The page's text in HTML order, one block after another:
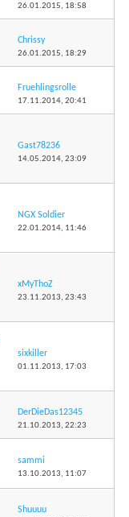
26.01.2015, 18:58
Chrissy
26.01.2015, 18:29
Fruehlingsrolle
17.11.2014, 20:41
Gast78236
14.05.2014, 23:09
NGX Soldier
22.01.2014, 11:46
xMyThoZ
23.11.2013, 23:43
sixkiller
01.11.2013, 17:03
DerDieDas12345
21.10.2013, 22:23
sammi
13.10.2013, 11:07
Shuuuu